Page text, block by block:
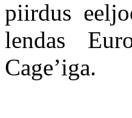
piirdus
lendas
Cage’iga.